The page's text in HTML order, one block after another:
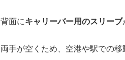
背面にキャリーバー用のスリーブ
両手が空くため、空港や駅での移